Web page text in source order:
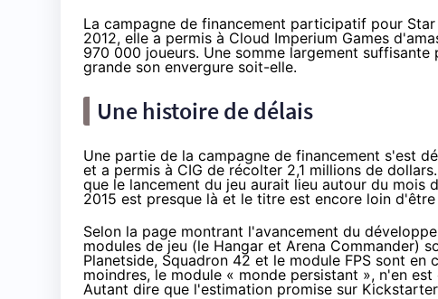
La campagne de financement participatif pour
2012, elle a permis à Cloud Imperium Games
970 000 joueurs. Une somme largement
grande son envergure soit-elle.
Une histoire de délais
Une partie de la campagne de financement s'est
et a permis à CIG de récolter 2,1 millions de
que le lancement du jeu aurait lieu autour du mois
2015 est presque là et le titre est encore loin d'être
Selon la page montrant l'avancement du
modules de jeu (le Hangar et Arena Commander)
Planetside, Squadron 42 et le module FPS sont
moindres, le module « monde persistant », n'en
Autant dire que l'estimation promise sur